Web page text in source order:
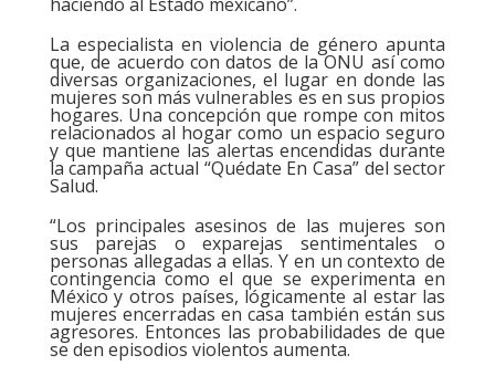
La especialista en violencia de género apunta
que, de acuerdo con datos de la ONU así como
diversas organizaciones, el lugar en donde las
mujeres son más vulnerables es en sus propios
hogares. Una concepción que rompe con mitos
relacionados al hogar como un espacio seguro
y que mantiene las alertas encendidas durante
la campaña actual “Quédate En Casa” del sector
Salud.
“Los principales asesinos de las mujeres son
sus parejas o exparejas sentimentales o
personas allegadas a ellas. Y en un contexto de
contingencia como el que se experimenta en
México y otros países, lógicamente al estar las
mujeres encerradas en casa también están sus
agresores. Entonces las probabilidades de que
se den episodios violentos aumenta.